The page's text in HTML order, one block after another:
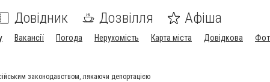
Довідник Дозвілля Афіша
Вакансії Погода Нерухомість Карта міста Довідкова
законодавством, лякаючи депортацією